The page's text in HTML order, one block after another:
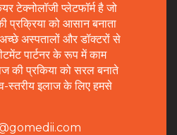
प्लेटफॉर्म है जो
प्रक्रिया को आसान बनाता
अस्पतालों और डॉक्टरों से
पार्टनर के रूप में काम
की प्रकिया को सरल बनाते
स्तरीय इलाज के लिए हमसे